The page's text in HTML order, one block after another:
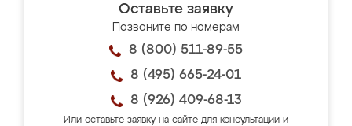
Оставьте заявку
Позвоните по номерам
8 (800) 511-89-55
8 (495) 665-24-01
8 (926) 409-68-13
Или оставьте заявку на сайте для консультации и